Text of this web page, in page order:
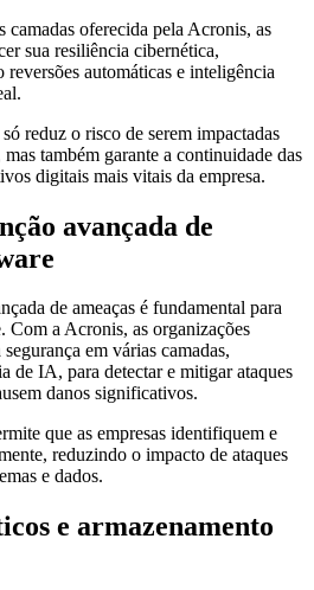
camadas oferecida pela Acronis, as
sua resiliência cibernética,
automáticas e inteligência
reduz o risco de serem impactadas
também garante a continuidade das
digitais mais vitais da empresa.
avançada de
de ameaças é fundamental para
Com a Acronis, as organizações
em várias camadas,
de IA, para detectar e mitigar ataques
danos significativos.
que as empresas identifiquem e
reduzindo o impacto de ataques
e dados.
e armazenamento